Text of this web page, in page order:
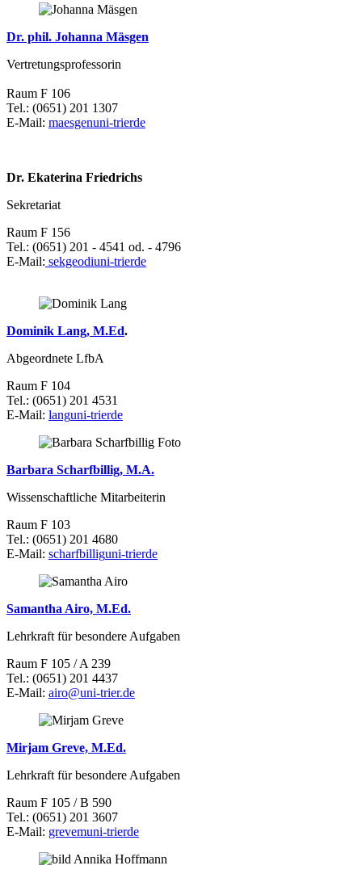
Dr. phil. Johanna Mäsgen
Vertretungsprofessorin
Raum F 106
Tel.: (0651) 201 1307
E-Mail: maesgenuni-trierde
Dr. Ekaterina Friedrichs
Sekretariat
Raum F 156
Tel.: (0651) 201 - 4541 od. - 4796
E-Mail: sekgeodiuni-trierde
Dominik Lang, M.Ed.
Abgeordnete LfbA
Raum F 104
Tel.: (0651) 201 4531
E-Mail: languni-trierde
Barbara Scharfbillig, M.A.
Wissenschaftliche Mitarbeiterin
Raum F 103
Tel.: (0651) 201 4680
E-Mail: scharfbilliguni-trierde
Samantha Airo, M.Ed.
Lehrkraft für besondere Aufgaben
Raum F 105 / A 239
Tel.: (0651) 201 4437
E-Mail: airo@uni-trier.de
Mirjam Greve, M.Ed.
Lehrkraft für besondere Aufgaben
Raum F 105 / B 590
Tel.: (0651) 201 3607
E-Mail: grevemuni-trierde